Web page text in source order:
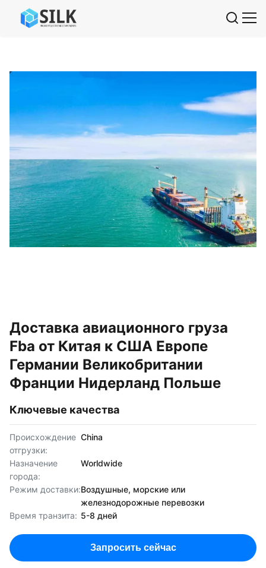
Доставка авиационного груза
Fba от Китая к США Европе
Германии Великобритании
Франции Нидерланд Польше
Ключевые качества
Происхождение
отгрузки:
China
Назначение
города:
Worldwide
Режим доставки:Воздушные, морские или
железнодорожные перевозки
Время транзита: 5-8 дней
Запросить сейчас